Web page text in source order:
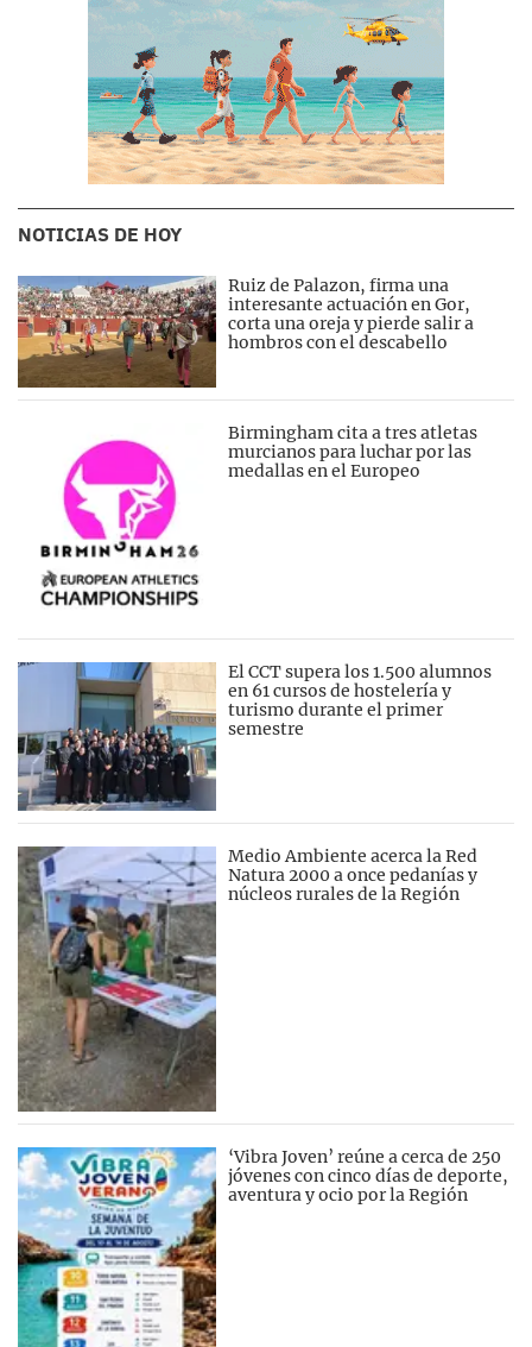
NOTICIAS DE HOY
Ruiz de Palazon, firma una
interesante actuación en Gor,
corta una oreja y pierde salir a
hombros con el descabello
Birmingham cita a tres atletas
murcianos para luchar por las
medallas en el Europeo
El CCT supera los 1.500 alumnos
en 61 cursos de hostelería y
turismo durante el primer
semestre
Medio Ambiente acerca la Red
Natura 2000 a once pedanías y
núcleos rurales de la Región
‘Vibra Joven’ reúne a cerca de 250
jóvenes con cinco días de deporte,
aventura y ocio por la Región